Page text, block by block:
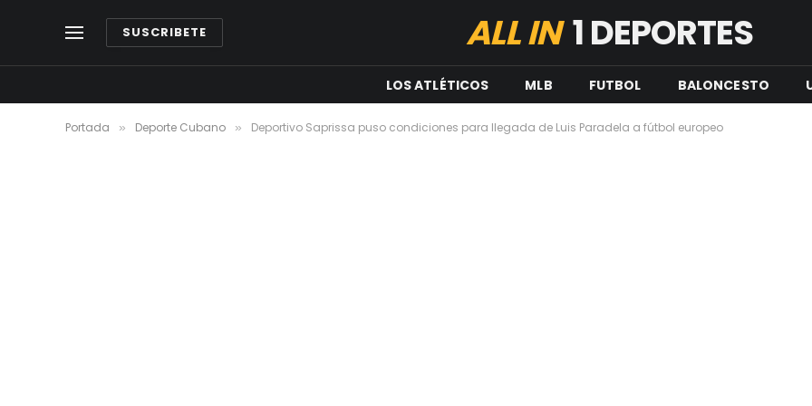
SUSCRIBETE ALL IN1 DEPORTES
LOS ATLÉTICOS MLB FUTBOL BALONCESTO
Portada » Deporte Cubano » Deportivo Saprissa puso condiciones para llegada de Luis Paradela a fútbol europeo